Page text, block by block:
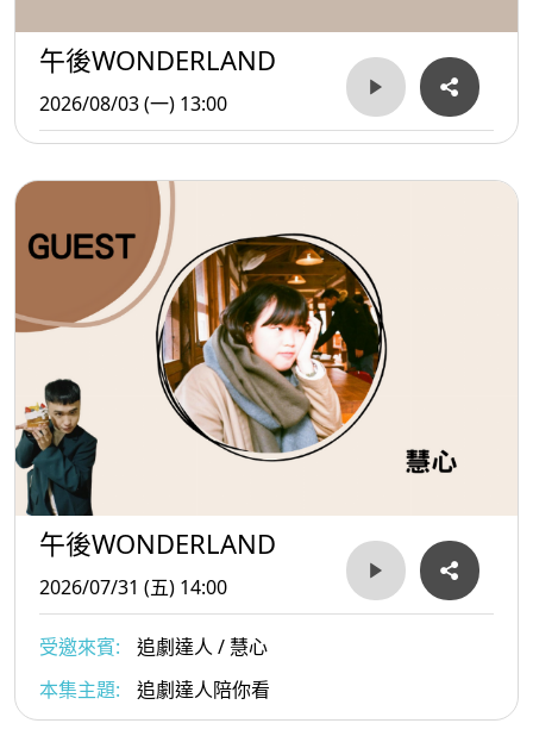
午後WONDERLAND
2026/08/03 (一) 13:00
午後WONDERLAND
2026/07/31 (五) 14:00
受邀來賓:
追劇達人 / 慧心
本集主題:
追劇達人陪你看